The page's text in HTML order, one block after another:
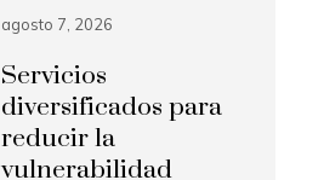
agosto 7, 2026
Servicios
diversificados para
reducir la
vulnerabilidad